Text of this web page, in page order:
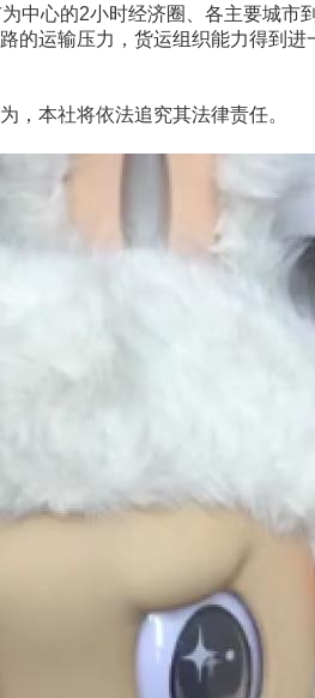
的2小时经济圈、各主要城市到
运输压力，货运组织能力得到进
，本社将依法追究其法律责任。